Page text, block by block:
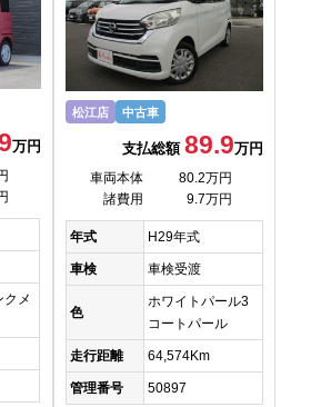
万円
クメ
松江店 中古車
支払総額89.9万円
車両本体
80.2万円
諸費用
9.7万円
年式 H29年式
車検 車検受渡
色
ホワイトパール3
コートパール
走行距離 64,574Km
管理番号 50897